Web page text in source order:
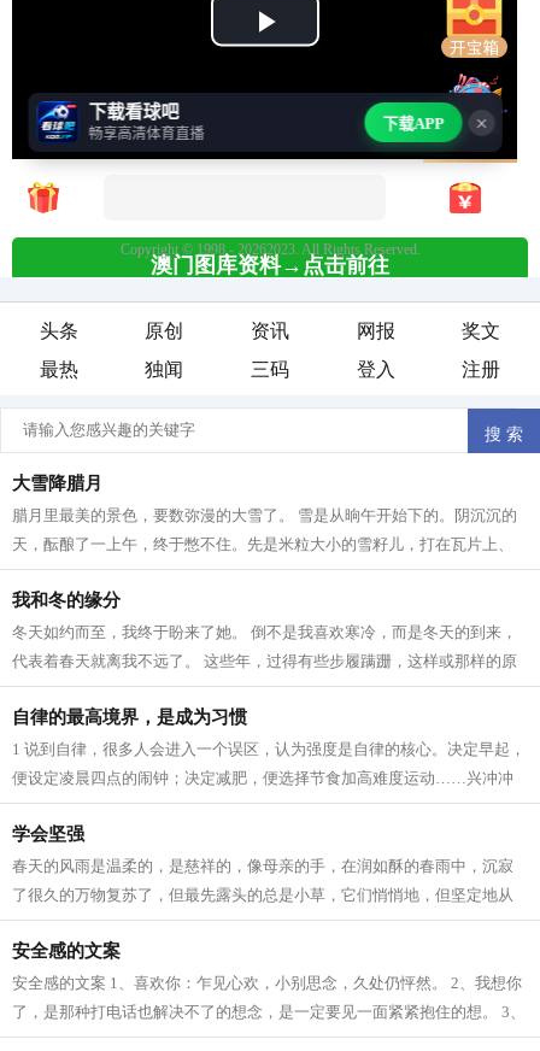
头条 原创 资讯 网报
奖文
最热
独闻 三码 登入 注册
大雪降腊月
腊月里最美的景色，要数弥漫的大雪了。 雪是从晌午开始下的。阴沉沉的
天，酝酿了一上午，终于憋不住。先是米粒大小的雪籽儿，打在瓦片上、
枯枝上，沙沙作响。接着，雪籽中夹带...
我和冬的缘分
冬天如约而至，我终于盼来了她。 倒不是我喜欢寒冷，而是冬天的到来，
代表着春天就离我不远了。 这些年，过得有些步履蹒跚，这样或那样的原
因。所以我一直在期待着 人生 跟季节...
自律的最高境界，是成为习惯
1 说到自律，很多人会进入一个误区，认为强度是自律的核心。决定早起，
便设定凌晨四点的闹钟；决定减肥，便选择节食加高难度运动……兴冲冲
立目标，却因为强度太大，内心已有...
学会坚强
春天的风雨是温柔的，是慈祥的，像母亲的手，在润如酥的春雨中，沉寂
了很久的万物复苏了，但最先露头的总是小草，它们悄悄地，但坚定地从
土里钻出来，为山野铺上一层绿色，充...
安全感的文案
安全感的文案 1、喜欢你：乍见心欢，小别思念，久处仍怦然。 2、我想你
了，是那种打电话也解决不了的想念，是一定要见一面紧紧抱住的想。 3、
我爱这个世界上的三件事：太阳，月...